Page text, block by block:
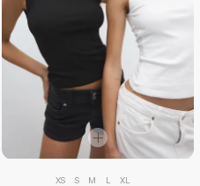
XS S M L XL